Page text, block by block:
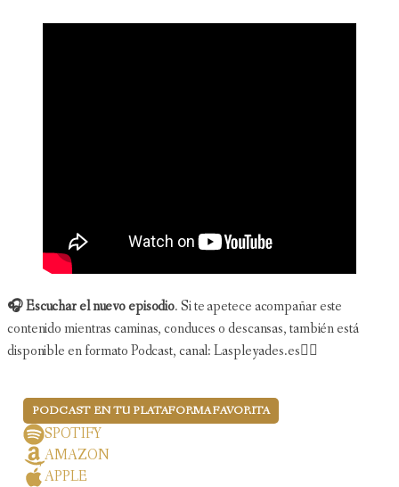
🎧 Escuchar el nuevo episodio. Si te apetece acompañar este
contenido mientras caminas, conduces o descansas, también está
disponible en formato Podcast, canal: Laspleyades.es👇🏻
PODCAST EN TU PLATAFORMA FAVORITA
SPOTIFY
AMAZON
APPLE